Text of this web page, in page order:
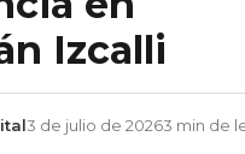
Izcalli
3 de julio de 20263 min de